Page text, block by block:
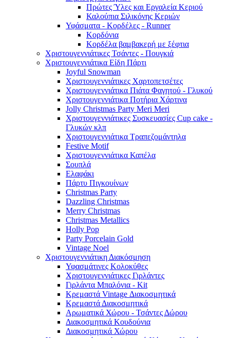
Πρώτες Ύλες και Εργαλεία Κεριού
Καλούπια Σιλικόνης Κεριών
Υφάσματα - Κορδέλες - Runner
Κορδόνια
Κορδέλα βαμβακερή με ξέφτια
Χριστουγεννιάτικες Τσάντες - Πουγκιά
Χριστουγεννιάτικα Είδη Πάρτι
Joyful Snowman
Χριστουγεννιάτικες Χαρτοπετσέτες
Χριστουγεννιάτικα Πιάτα Φαγητού - Γλυκού
Χριστουγεννιάτικα Ποτήρια Χάρτινα
Jolly Christmas Party Meri Meri
Χριστουγεννιάτικες Συσκευασίες Cup cake -
Γλυκών κλπ
Χριστουγεννιάτικα Τραπεζομάντηλα
Festive Motif
Χριστουγεννιάτικα Καπέλα
Σουπλά
Ελαφάκι
Πάρτυ Πιγκουίνων
Christmas Party
Dazzling Christmas
Merry Christmas
Christmas Metallics
Holly Pop
Party Porcelain Gold
Vintage Noel
Χριστουγεννιάτικη Διακόσμηση
Υφασμάτινες Κολοκύθες
Χριστουγεννιάτικες Γιρλάντες
Γιρλάντα Μπαλόνια - Kit
Κρεμαστά Vintage Διακοσμητικά
Κρεμαστά Διακοσμητικά
Αρωματικά Χώρου - Τσάντες Δώρου
Διακοσμητικά Κουδούνια
Διακοσμητικά Χώρου